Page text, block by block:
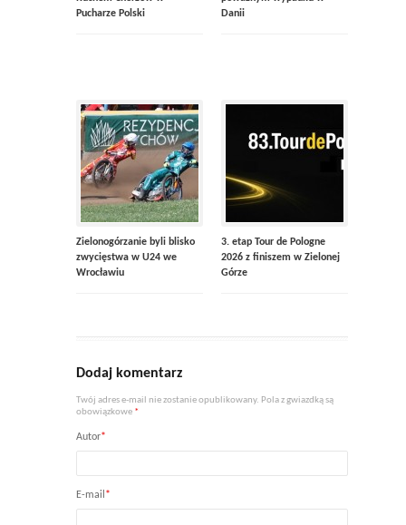
Pucharze Polski
Danii
Zielonogórzanie byli blisko
zwycięstwa w U24 we
Wrocławiu
3. etap Tour de Pologne
2026 z finiszem w Zielonej
Górze
Dodaj komentarz
Twój adres e-mail nie zostanie opublikowany. Pola z gwiazdką są
obowiązkowe *
Autor*
E-mail *